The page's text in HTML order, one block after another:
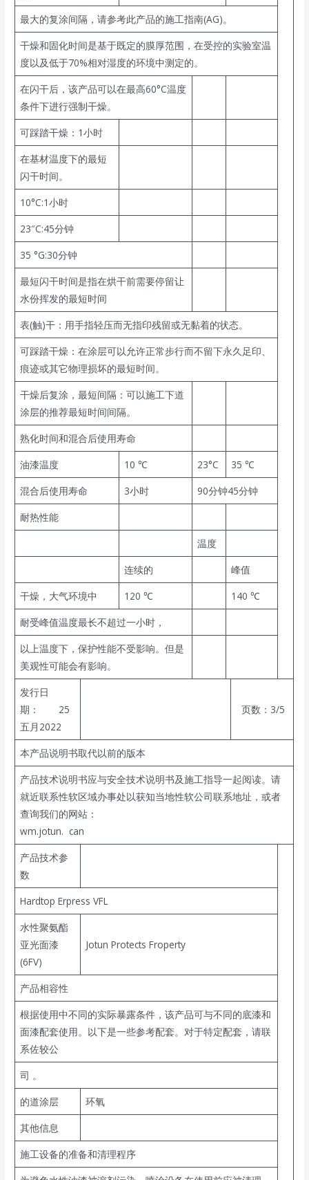
最大的复涂间隔，请参考此产品的施工指南(AG)。
干燥和固化时间是基于既定的膜厚范围，在受控的实验室温
度以及低于70%相对湿度的环境中测定的。
在闪干后，该产品可以在最高60°C温度
条件下进行强制干燥。
可踩踏干燥：1小时
在基材温度下的最短
闪干时间。
10°C:1小时
23″C:45分钟
35 °G:30分钟
最短闪干时间是指在烘干前需要停留让
水份挥发的最短时间
表(触)干：用手指轻压而无指印残留或无黏着的状态。
可踩踏干燥：在涂层可以允许正常步行而不留下永久足印、
痕迹或其它物理损坏的最短时间。
干燥后复涂，最短间隔：可以施工下道
涂层的推荐最短时间间隔。
熟化时间和混合后使用寿命
油漆温度
10 ℃ 23°C
35 ℃
混合后使用寿命
3小时
90分钟45分钟
耐热性能
温度
连续的
峰值
干燥，大气环境中
120 ℃
140 ℃
耐受峰值温度最长不超过一小时，
以上温度下，保护性能不受影响。但是
美观性可能会有影响。
发行日
期： 25
五月2022
页数：3/5
本产品说明书取代以前的版本
产品技术说明书应与安全技术说明书及施工指导一起阅读。请
就近联系性软区域办事处以获知当地性软公司联系地址，或者
查询我们的网站：
wm.jotun. can
产品技术参
数
Hardtop Erpress VFL
水性聚氨酯
亚光面漆
(6FV)
Jotun Protects Froperty
产品相容性
根据使用中不同的实际暴露条件，该产品可与不同的底漆和
面漆配套使用。以下是一些参考配套。对于特定配套，请联
系佐较公
司 。
的道涂层
环氧
其他信息
施工设备的准备和清理程序